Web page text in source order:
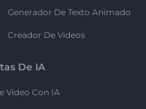
Generador De Texto Animado
Creador De Videos
De IA
Video Con IA